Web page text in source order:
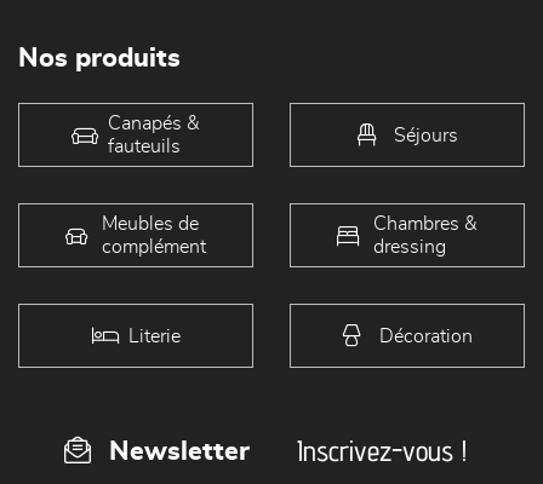
Nos produits
Canapés &
fauteuils
Séjours
Meubles de
complément
Chambres &
dressing
Literie Décoration
Newsletter Inscrivez-vous !